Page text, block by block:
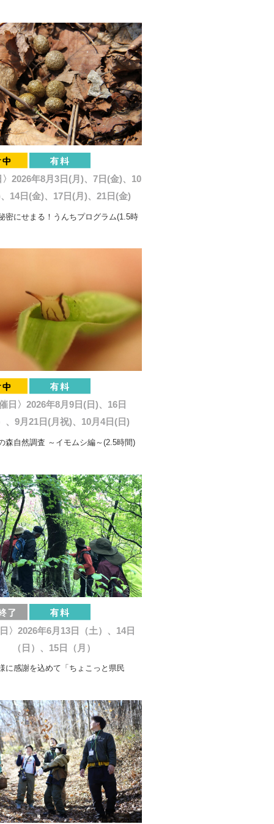
〉2026年8月3日(月)、7日(金)、10
、14日(金)、17日(月)、21日(金)
密にせまる！うんちプログラム(1.5時
催日〉2026年8月9日(日)、16日
、9月21日(月祝)、10月4日(日)
森自然調査 ～イモムシ編～(2.5時間)
日〉2026年6月13日（土）、14日
（日）、15日（月）
に感謝を込めて「ちょこっと県民